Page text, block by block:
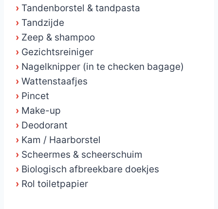
› Tandenborstel & tandpasta
› Tandzijde
› Zeep & shampoo
› Gezichtsreiniger
› Nagelknipper (in te checken bagage)
› Wattenstaafjes
› Pincet
› Make-up
› Deodorant
› Kam / Haarborstel
› Scheermes & scheerschuim
› Biologisch afbreekbare doekjes
› Rol toiletpapier